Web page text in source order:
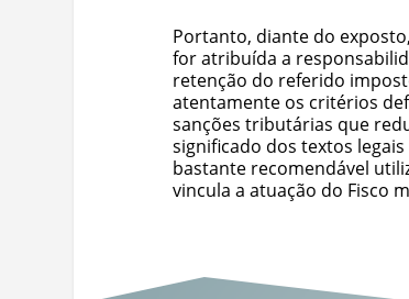
Portanto, diante do
for atribuída a
retenção do referido
atentamente os critérios
sanções tributárias que
significado dos textos
bastante recomendável
vincula a atuação do Fisco